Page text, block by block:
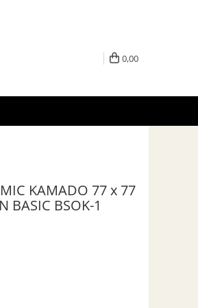
0,00
KAMADO 77 x 77
BASIC BSOK-1